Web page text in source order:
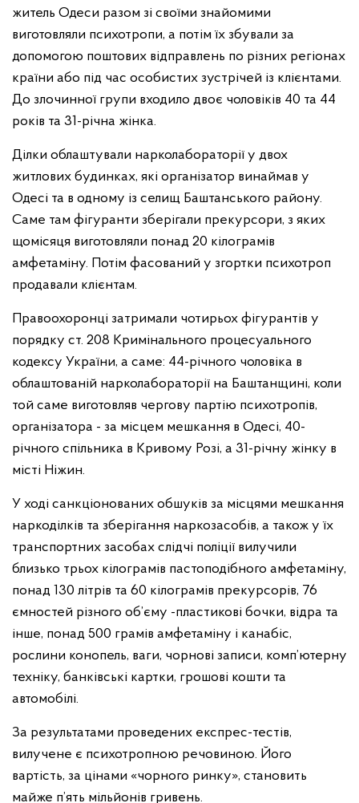
житель Одеси разом зі своїми знайомими
виготовляли психотропи, а потім їх збували за
допомогою поштових відправлень по різних регіонах
країни або під час особистих зустрічей із клієнтами.
До злочинної групи входило двоє чоловіків 40 та 44
років та 31-річна жінка.
Ділки облаштували нарколабораторії у двох
житлових будинках, які організатор винаймав у
Одесі та в одному із селищ Баштанського району.
Саме там фігуранти зберігали прекурсори, з яких
щомісяця виготовляли понад 20 кілограмів
амфетаміну. Потім фасований у згортки психотроп
продавали клієнтам.
Правоохоронці затримали чотирьох фігурантів у
порядку ст. 208 Кримінального процесуального
кодексу України, а саме: 44-річного чоловіка в
облаштованій нарколабораторії на Баштанщині, коли
той саме виготовляв чергову партію психотропів,
організатора - за місцем мешкання в Одесі, 40-
річного спільника в Кривому Розі, а 31-річну жінку в
місті Ніжин.
У ході санкціонованих обшуків за місцями мешкання
наркоділків та зберігання наркозасобів, а також у їх
транспортних засобах слідчі поліції вилучили
близько трьох кілограмів пастоподібного амфетаміну,
понад 130 літрів та 60 кілограмів прекурсорів, 76
ємностей різного об’єму -пластикові бочки, відра та
інше, понад 500 грамів амфетаміну і канабіс,
рослини конопель, ваги, чорнові записи, комп’ютерну
техніку, банківські картки, грошові кошти та
автомобілі.
За результатами проведених експрес-тестів,
вилучене є психотропною речовиною. Його
вартість, за цінами «чорного ринку», становить
майже п’ять мільйонів гривень.